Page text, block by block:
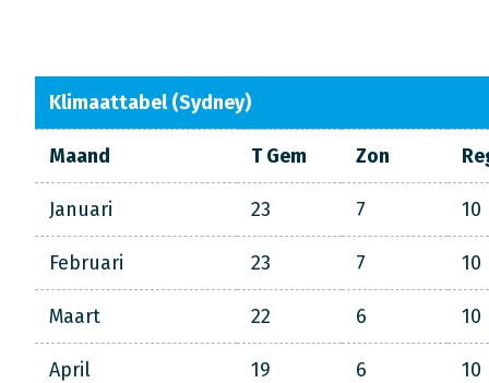
Klimaattabel (Sydney)
Maand T Gem Zon
Januari 23 7 10
Februari 23 7 10
Maart 22 6 10
April 19 6 10